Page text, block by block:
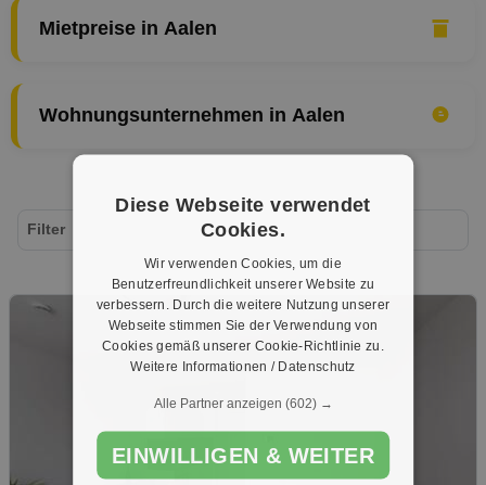
Mietpreise in Aalen
Wohnungsunternehmen in Aalen
Filter
Diese Webseite verwendet
Cookies.
Wir verwenden Cookies, um die
Benutzerfreundlichkeit unserer Website zu
verbessern. Durch die weitere Nutzung unserer
Webseite stimmen Sie der Verwendung von
Cookies gemäß unserer Cookie-Richtlinie zu.
Weitere Informationen / Datenschutz
Alle Partner anzeigen (602) →
EINWILLIGEN & WEITER